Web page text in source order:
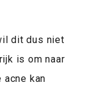
dit dus niet
is om naar
kan